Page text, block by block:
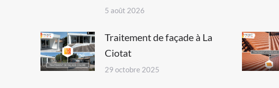
5 août 2026
Traitement de façade à La
Ciotat
29 octobre 2025